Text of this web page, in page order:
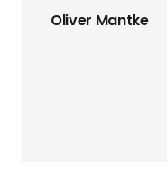
Oliver Mantke